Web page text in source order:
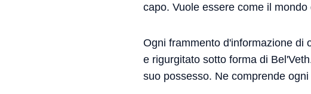
capo. Vuole essere come il
Ogni frammento d'informazione di
e rigurgitato sotto forma di
suo possesso. Ne comprende